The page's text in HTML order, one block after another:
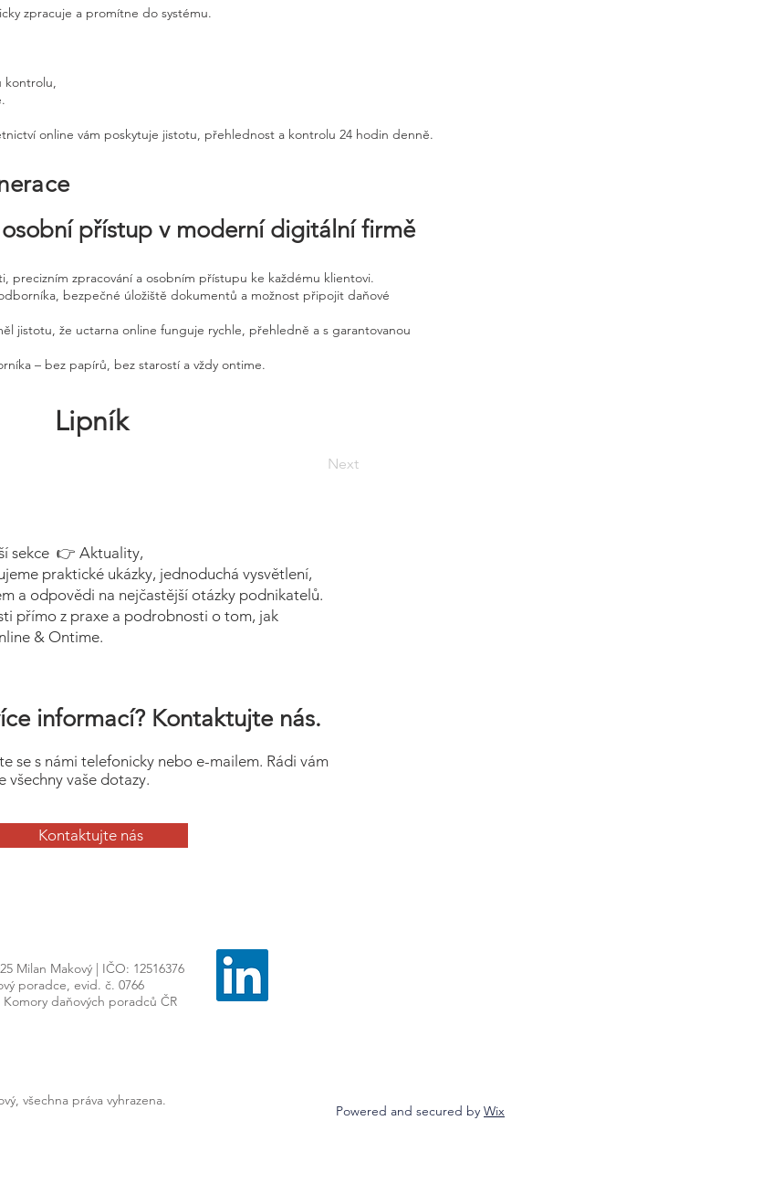
zpracuje a promítne do systému.
kontrolu,
online vám poskytuje jistotu, přehlednost a kontrolu 24 hodin denně.
přístup v moderní digitální firmě
precizním zpracování a osobním přístupu ke každému klientovi.
bezpečné úložiště dokumentů a možnost připojit daňové
jistotu, že uctarna online funguje rychle, přehledně a s garantovanou
– bez papírů, bez starostí a vždy ontime.
Lipník
Next
sekce 👉 Aktuality,
praktické ukázky, jednoduchá vysvětlení,
a odpovědi na nejčastější otázky podnikatelů.
přímo z praxe a podrobnosti o tom, jak
& Ontime.
informací? Kontaktujte nás.
se s námi telefonicky nebo e-mailem. Rádi vám
vaše dotazy.
Kontaktujte nás
Milan Makový | IČO: 12516376
poradce, evid. č. 0766
Komory daňových poradců ČR
všechna práva vyhrazena.
Powered and secured by Wix